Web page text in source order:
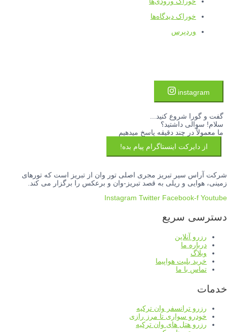
خوراک دیدگاه‌ها
وردپرس
instagram
گفت و گورا شروع کنید...
سلام! سوالی داشتید؟
ما معمولاً در چند دقیقه پاسخ میدهیم
از دایرکت اینستاگرام پیام بده!
شرکت آراس سیر تبریز مجری اصلی تور وان از تبریز است که تورهای
زمینی، هوایی و ریلی به قصد تبریز-وان و برعکس را برگزار می کند.
Instagram Twitter Facebook-f Youtube
دسترسی سریع
رزرو آنلاین
درباره ما
وبلاگ
خرید بلیت هواپیما
تماس با ما
خدمات
رزرو ترانسفر وان ترکیه
خودرو سواری تا مرز رازی
رزرو هتل های وان ترکیه